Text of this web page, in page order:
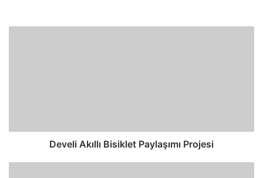
Develi Akıllı Bisiklet Paylaşımı Projesi